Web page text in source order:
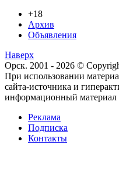
+18
Архив
Объявления
Наверх
Орск. 2001 - 2026 ©
При использовании
сайта-источника и
информационный материал
Реклама
Подписка
Контакты